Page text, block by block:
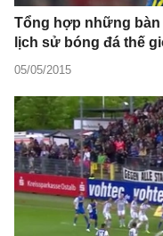
Tổng hợp những
lịch sử bóng đá thế
05/05/2015